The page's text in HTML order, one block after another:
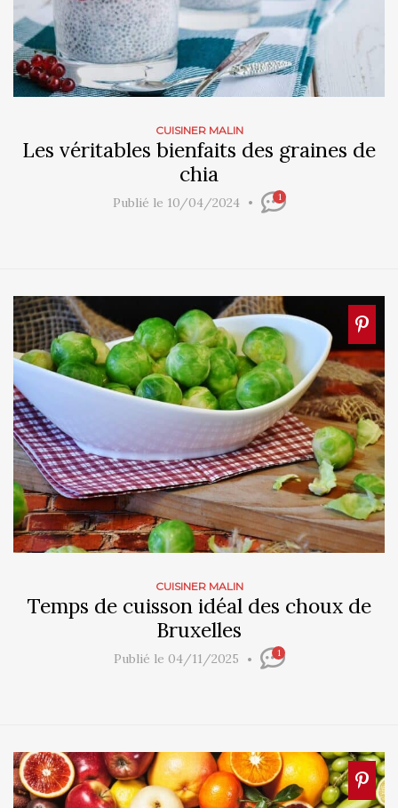
CUISINER MALIN
Les véritables bienfaits des graines de
chia
Publié le 10/04/2024 1
CUISINER MALIN
Temps de cuisson idéal des choux de
Bruxelles
Publié le 04/11/2025 1